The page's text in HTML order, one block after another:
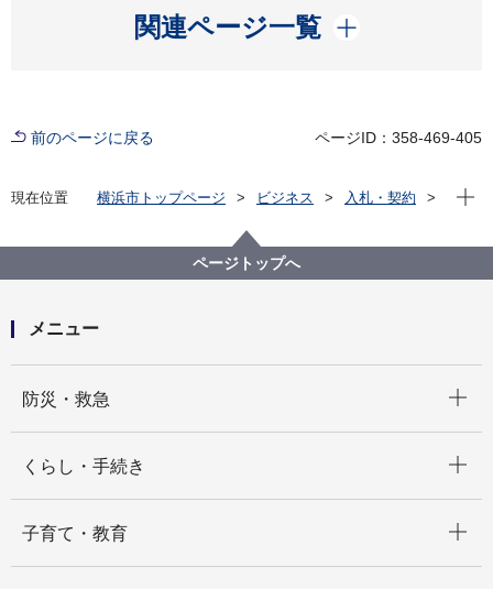
関連ページ一覧
開く
前のページに戻る ページID：358-469-405
現在位置 横浜市トップページ ビジネス
入札・契約
【入札結果：公募型指名競争入札】横浜市国際学生会
館のエアコン・冷蔵庫の設置等委託業務
現在
ページトップへ
メニュー
防災・救急
くらし・手続き
子育て・教育